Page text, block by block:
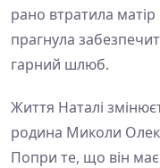
рано втратила матір
прагнула
гарний шлюб.
Життя Наталі
родина Миколи
Попри те, що він